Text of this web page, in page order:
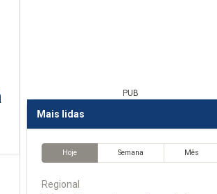
PUB
Mais lidas
Hoje Semana Mês
Regional